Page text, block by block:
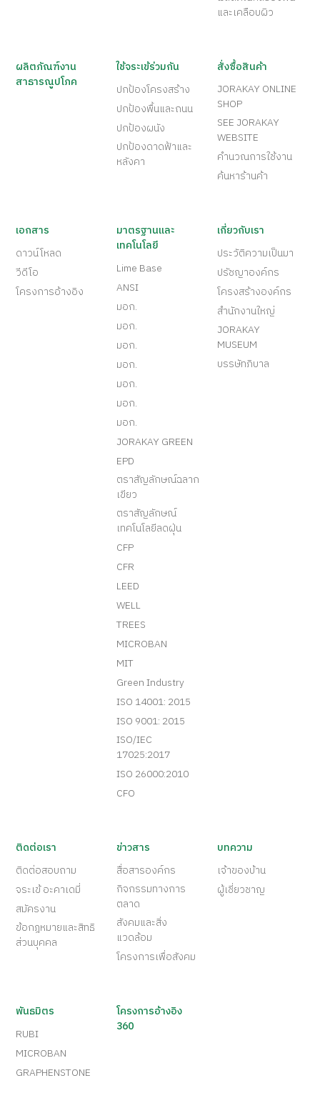
และเคลือบผิว
ผลิตภัณฑ์งาน
สาธารณูปโภค
ใช้จระเข้ร่วมกัน
ปกป้องโครงสร้าง
ปกป้องพื้นและถนน
ปกป้องผนัง
ปกป้องดาดฟ้าและ
หลังคา
สั่งซื้อสินค้า
JORAKAY ONLINE
SHOP
SEE JORAKAY
WEBSITE
คำนวณการใช้งาน
ค้นหาร้านค้า
เอกสาร
ดาวน์โหลด
วีดีโอ
โครงการอ้างอิง
มาตรฐานและ
เทคโนโลยี
Lime Base
ANSI
มอก.
มอก.
มอก.
มอก.
มอก.
มอก.
มอก.
JORAKAY GREEN
EPD
ตราสัญลักษณ์ฉลาก
เขียว
ตราสัญลักษณ์
เทคโนโลยีลดฝุ่น
CFP
CFR
LEED
WELL
TREES
MICROBAN
MIT
Green Industry
ISO 14001: 2015
ISO 9001: 2015
ISO/IEC
17025:2017
ISO 26000:2010
CFO
เกี่ยวกับเรา
ประวัติความเป็นมา
ปรัชญาองค์กร
โครงสร้างองค์กร
สำนักงานใหญ่
JORAKAY
MUSEUM
บรรษัทภิบาล
ติดต่อเรา
ติดต่อสอบถาม
จระเข้ อะคาเดมี่
สมัครงาน
ข้อกฎหมายและสิทธิ
ส่วนบุคคล
ข่าวสาร
สื่อสารองค์กร
กิจกรรมทางการ
ตลาด
สังคมและสิ่ง
แวดล้อม
โครงการเพื่อสังคม
บทความ
เจ้าของบ้าน
ผู้เชี่ยวชาญ
พันธมิตร
RUBI
MICROBAN
GRAPHENSTONE
โครงการอ้างอิง
360